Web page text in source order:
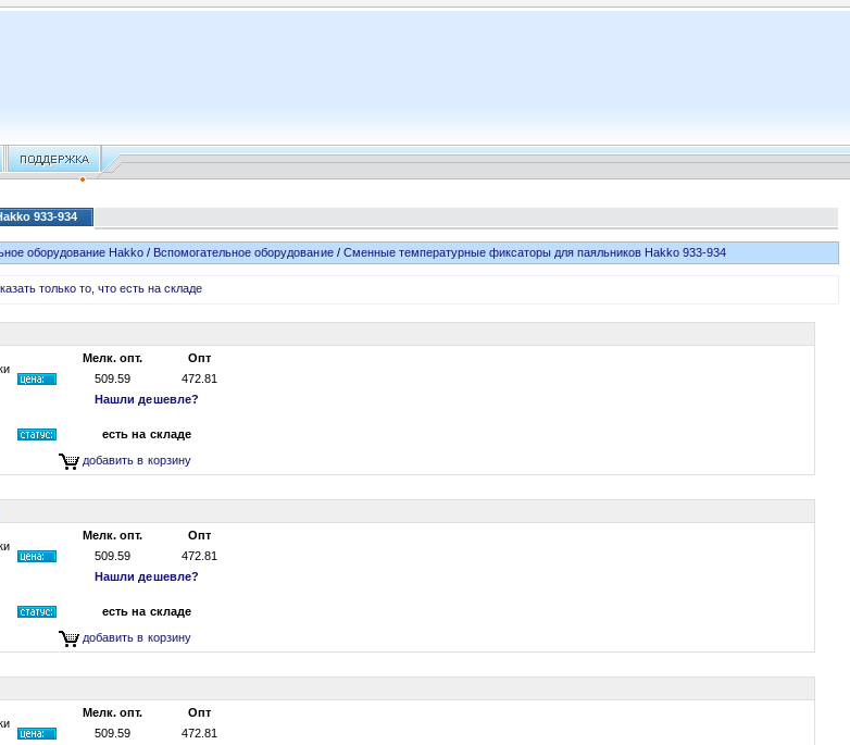
933-934
оборудование Hakko / Вспомогательное оборудование/ Сменные температурные фиксаторы для паяльников Hakko 933-934
только то, что есть на складе
Мелк. опт.
Опт
509.59
472.81
Нашли дешевле?
есть на складе
добавить в корзину
Мелк. опт.
Опт
509.59
472.81
Нашли дешевле?
есть на складе
добавить в корзину
Мелк. опт.
Опт
509.59
472.81